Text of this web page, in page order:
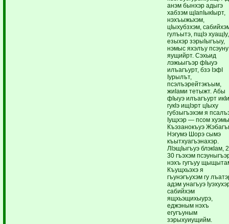
анэм бынхэр адыгэ
хабзэм щIапIыкIырт,
нэхъыжьхэм,
цIыхубзхэм,
гулъытэ, пщIэ хуащIу,
езыхэр зэрыIыгъыу,
нэмыс яхэлъу псэуну
яущийрт. Сэхьид
лэжьыгъэр фIыуэ
илъагъурт, бзэ IэфI
Iурылът,
псэлъэрейтэкъым,
жиIами тетыжт. Абы
фIыуэ илъагъурт
гукIэ ищIэрт цIыху
губзыгъэхэм я
Iущхэр — псом
Къэзанокъуэ
Нэгумэ Шорэ сымэ
къытхуагъэнахэр.
ЛIэщIыгъуэ блэкIам,
30 гъэхэм
нэхъ гугъуу
Къущхьэхэ я
гъунэгъухэм гу
адэм унагъуэ
сабийхэм
ящхьэщихыурэ,
еджэным нэхъ
егугъуным
зэрыхуиущийм.